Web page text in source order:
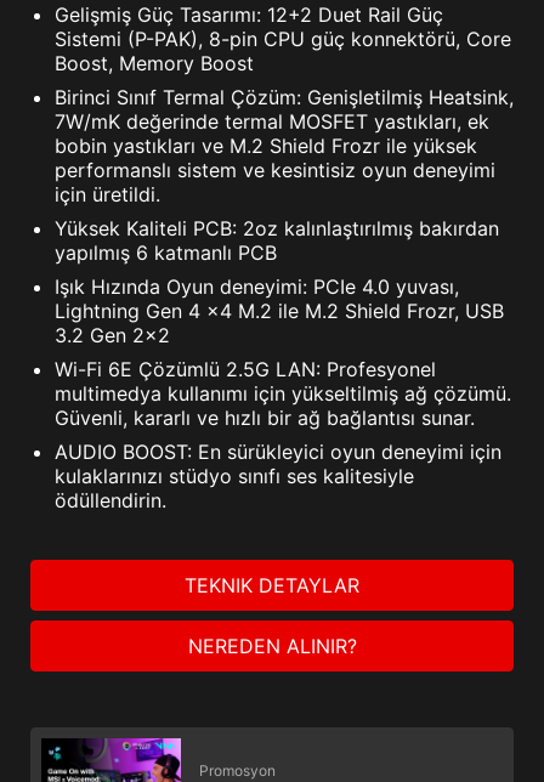
Gelişmiş Güç Tasarımı: 12+2 Duet Rail Güç
Sistemi (P-PAK), 8-pin CPU güç konnektörü, Core
Boost, Memory Boost
Birinci Sınıf Termal Çözüm: Genişletilmiş Heatsink,
7W/mK değerinde termal MOSFET yastıkları, ek
bobin yastıkları ve M.2 Shield Frozr ile yüksek
performanslı sistem ve kesintisiz oyun deneyimi
için üretildi.
Yüksek Kaliteli PCB: 2oz kalınlaştırılmış bakırdan
yapılmış 6 katmanlı PCB
Işık Hızında Oyun deneyimi: PCIe 4.0 yuvası,
Lightning Gen 4 x4 M.2 ile M.2 Shield Frozr, USB
3.2 Gen 2x2
Wi-Fi 6E Çözümlü 2.5G LAN: Profesyonel
multimedya kullanımı için yükseltilmiş ağ çözümü.
Güvenli, kararlı ve hızlı bir ağ bağlantısı sunar.
AUDIO BOOST: En sürükleyici oyun deneyimi için
kulaklarınızı stüdyo sınıfı ses kalitesiyle
ödüllendirin.
TEKNIK DETAYLAR
NEREDEN ALINIR?
Promosyon